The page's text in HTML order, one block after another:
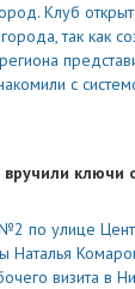
Клуб
так как
с
ключи
по улице
Наталья
визита в